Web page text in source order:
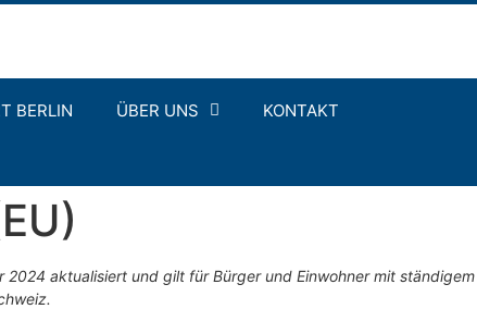
BERLIN ÜBER UNS KONTAKT
aktualisiert und gilt für Bürger und Einwohner mit ständigem